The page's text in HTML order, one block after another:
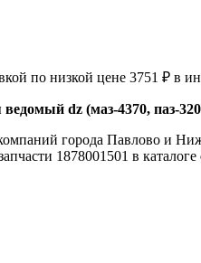
по низкой цене 3751 ₽ в
ведомый dz (маз-4370, паз-
города Павлово и
1878001501 в каталоге